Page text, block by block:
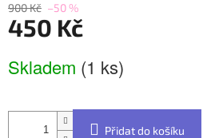
900 Kč –50 %
450 Kč
cena:
Skladem (1 ks)
Přidat do košíku